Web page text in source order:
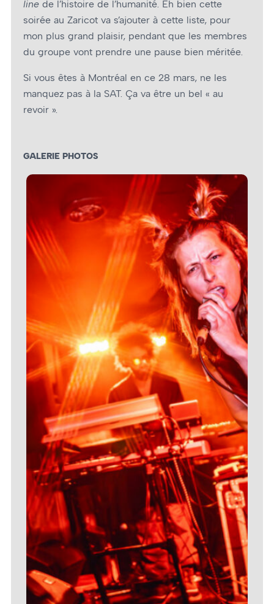
line de l’histoire de l’humanité. Eh bien cette
soirée au Zaricot va s’ajouter à cette liste, pour
mon plus grand plaisir, pendant que les membres
du groupe vont prendre une pause bien méritée.
Si vous êtes à Montréal en ce 28 mars, ne les
manquez pas à la SAT. Ça va être un bel « au
revoir ».
GALERIE PHOTOS